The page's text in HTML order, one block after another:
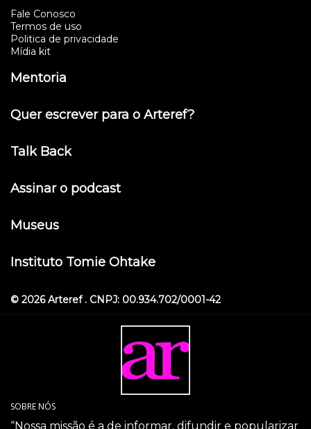
Fale Conosco
Termos de uso
Politica de privacidade
Mídia kit
Mentoria
Quer escrever para o Arteref?
Talk Back
Assinar o podcast
Museus
Instituto Tomie Ohtake
© 2026 Arteref . CNPJ: 00.934.702/0001-42
SOBRE NÓS
“Nossa missão é a de informar, difundir e popularizar